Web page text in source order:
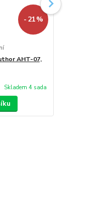
- 21 %
AHT-07,
Skladem 4 sada